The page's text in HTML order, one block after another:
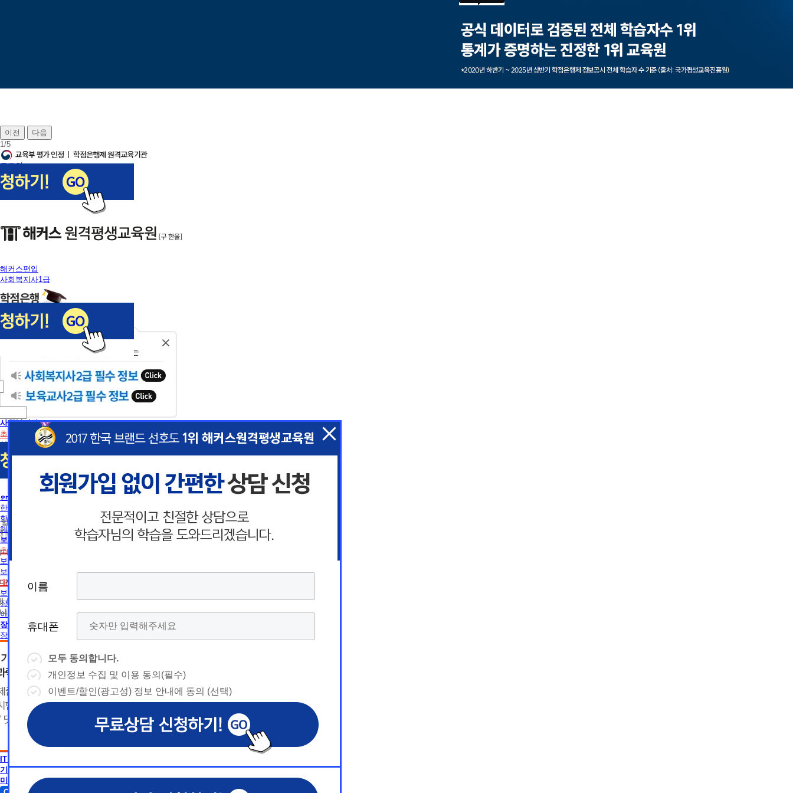
이전
다음
1/5
로그인
회원가입
장바구니
해커스편입
사회복지사1급
사회복지사
초보길잡이
사회복지사란
사회복지사2급 취득방법
사회복지사1급 취득방법
사회복지학사/전문학사
한국어교원
한국어교원이란
한국어교원 취득방법
해외취업전망
보육교사
초보길잡이
보육교사란
보육교사2급 취득방법
대면수업일정
보육교사1급 취득방법
장애영유아 보육교사란
아동학사/전문학사
장애영유아 보육교사
장애영유아 보육교사란
CPA (공인회계사)란
경영학이란
자격증 정보
독학사 정보
편입 정보
심리학
심리학이란
AICPA (미국공인회계사)란
IT 공학
기사 · 산업기사
미용학
폰
* 날짜입력 키보드 사용법
- page up/down 키 = 다음달/이전
- ctrl+ 방향키 좌,우, 위, 아래 = 날
짜선택
날짜선택
날
선
예
간
상담내용(필수)
수강신청
문의
상담 희망내용 (선택)
폰
* 날짜입력 키보드 사용법
- page up/down 키 = 다음달/이전
- ctrl+ 방향키 좌,우, 위, 아래 = 날
짜선택
전달
- ctrl+ 방향키 좌,우, 위, 아래 =
날짜선택
날
짜
예
상담내용(필수)
수강신청
문의
이름
휴대폰
모두 동의합니다.
개인정보 수집 및 이용 동의(필수)
이벤트/할인(광고성) 정보 안내에 동의 (선택)
◆ 개인정보 수집 · 이용 동의
1. 개인정보 수집·이용 목적
1) 무료상담 진행 및 문의 사항 응대, 동일·후속 문의에 대한 상담 서비스
제공, 상담 이력 관리 및 상담 관련 분쟁·민원 처리
2) 광고성 정보 수신에 별도 동의한 자에 한하여 해커스 원
이름
휴대폰
모두 동의합니다.
개인정보 수집 및 이용 동의(필수)
이벤트/할인(광고성) 정보 안내에 동의 (선택)
◆ 개인정보 수집 · 이용 동의
1. 개인정보 수집·이용 목적
1) 무료상담 진행 및 문의 사항 응대, 동일·후속 문의에 대한 상담 서비스
제공, 상담 이력 관리 및 상담 관련 분쟁·민원 처리
2) 광고성 정보 수신에 별도 동의한 자에 한하여 해커스 원
이름
휴대폰
모두 동의합니다.
개인정보 수집 및 이용 동의(필수)
이벤트/할인(광고성) 정보 안내에 동의 (선택)
◆ 개인정보 수집 · 이용 동의
1. 개인정보 수집·이용 목적
1) 무료상담 진행 및 문의 사항 응대, 동일·후속 문의에 대한 상담 서비스
제공, 상담 이력 관리 및 상담 관련 분쟁·민원 처리
2) 광고성 정보 수신에 별도 동의한 자에 한하여 해커스 원
이름
휴대폰
모두 동의합니다.
개인정보 수집 및 이용 동의(필수)
이벤트/할인(광고성) 정보 안내에 동의 (선택)
인혜택 제공
등 광고성 정보 제공, 통계자료 활용
폰 번호
의 해지나 개인정보 삭제요청 시까지
동의하지 않을 수 있습니다.
다.